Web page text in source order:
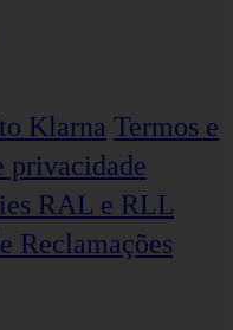
Klarna Termos e
privacidade
RAL e RLL
Reclamações